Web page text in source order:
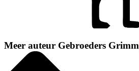
Meer auteur Gebroeders Grimm